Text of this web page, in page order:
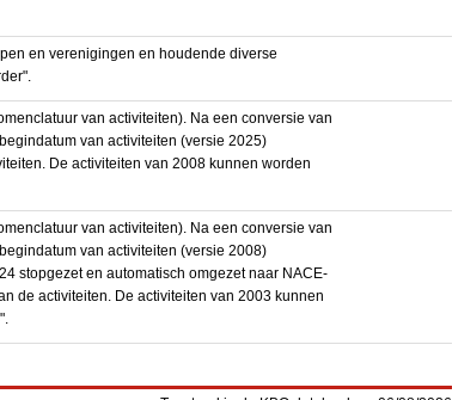
en verenigingen en houdende diverse
van activiteiten). Na een conversie van
van activiteiten (versie 2025)
De activiteiten van 2008 kunnen worden
van activiteiten). Na een conversie van
van activiteiten (versie 2008)
stopgezet en automatisch omgezet naar NACE-
de activiteiten. De activiteiten van 2003 kunnen